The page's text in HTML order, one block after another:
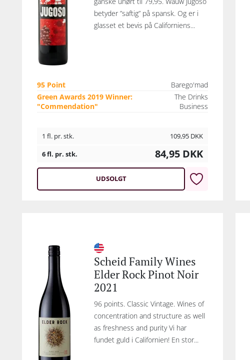
betyder ”saftig” på spansk. Og er i
glasset et bevis på Californiens...
95 Point
Barego'mad
Green Awards 2019 Winner:
"Commendation"
The Drinks
Business
1 fl. pr. stk. 109,95 DKK
6 fl. pr. stk.
84,95 DKK
UDSOLGT
Scheid Family Wines
Elder Rock Pinot Noir
2021
96 points. Classic Vintage. Wines of
concentration and structure as well
as freshness and purity Vi har
fundet guld i Californien! En stor...